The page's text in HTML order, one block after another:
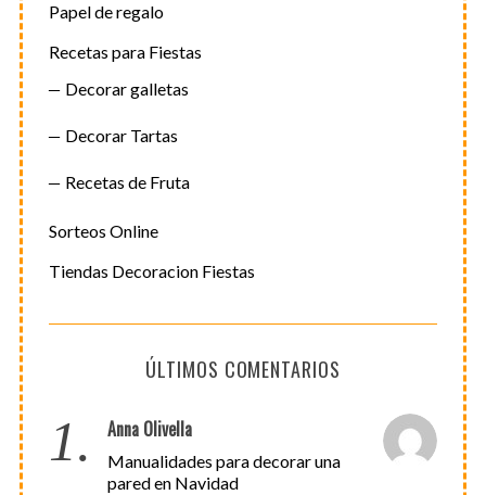
Papel de regalo
Recetas para Fiestas
Decorar galletas
Decorar Tartas
Recetas de Fruta
Sorteos Online
Tiendas Decoracion Fiestas
ÚLTIMOS COMENTARIOS
1. Anna Olivella
Manualidades para decorar una
pared en Navidad